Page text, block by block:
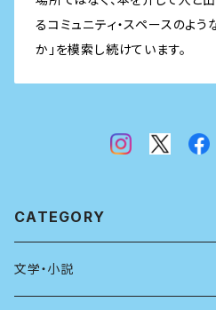
るコミュニティ・スペースのよう
か」を模索し続けています。
CATEGORY
文学・小説